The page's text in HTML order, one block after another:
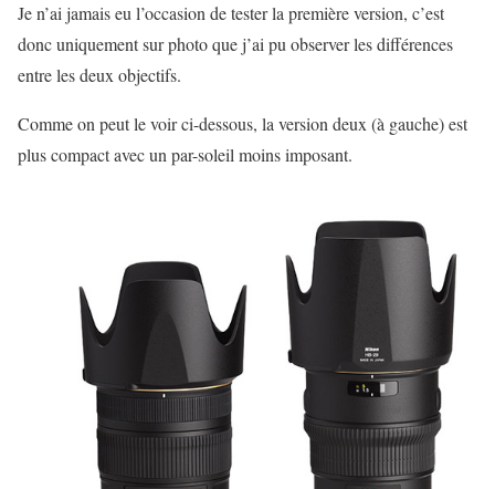
Je n’ai jamais eu l’occasion de tester la première version, c’est
donc uniquement sur photo que j’ai pu observer les différences
entre les deux objectifs.
Comme on peut le voir ci-dessous, la version deux (à gauche) est
plus compact avec un par-soleil moins imposant.